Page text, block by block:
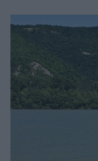
fellélegezhetünk.